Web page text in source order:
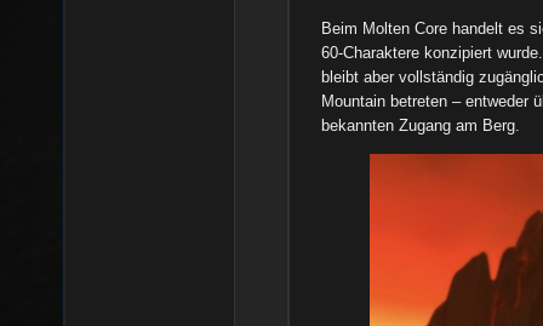
Beim Molten Core handelt es
60-Charaktere konzipiert
bleibt aber vollständig
Mountain betreten – entweder
bekannten Zugang am Berg.